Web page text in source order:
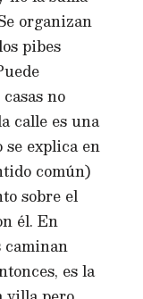
organizan
pibes
no
calle es una
se explica en
común)
sobre el
él. En
caminan
es la